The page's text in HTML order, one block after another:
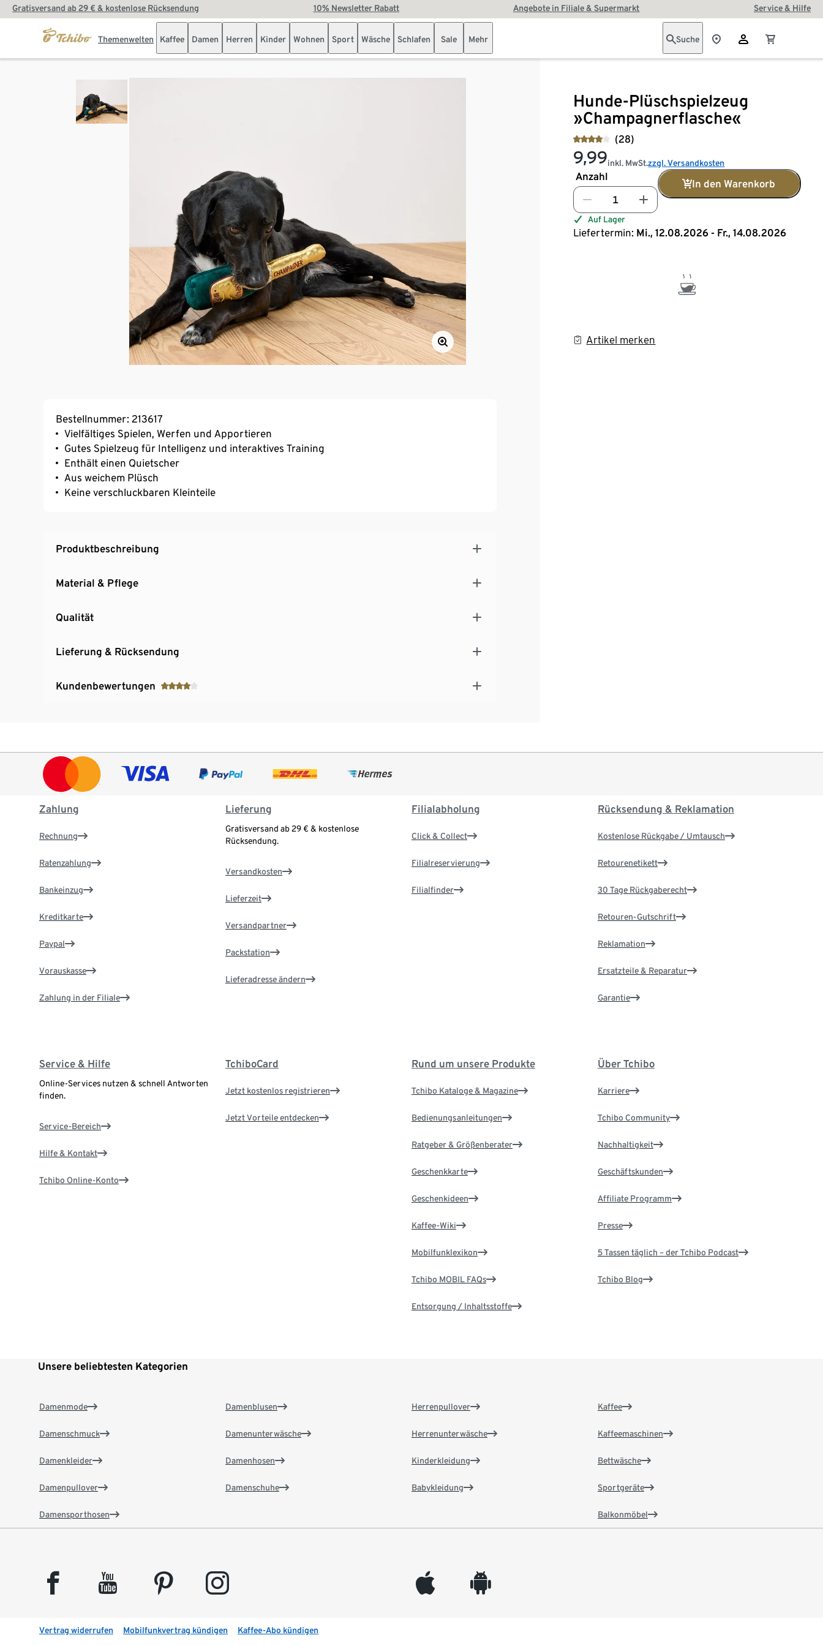
Gratisversand ab 29 € & kostenlose Rücksendung 10% Newsletter Rabatt Angebote in Filiale & Supermarkt Service & Hilfe
Themenwelten Kaffee Damen Herren Kinder Wohnen Sport Wäsche Schlafen Sale Mehr Suche
Hunde-Plüschspielzeug
»Champagnerflasche«
(28)
9,99inkl. MwSt.zzgl. Versandkosten
Anzahl
In den Warenkorb
Auf Lager
Liefertermin: Mi., 12.08.2026 - Fr., 14.08.2026
Artikel merken
Bestellnummer: 213617
Vielfältiges Spielen, Werfen und Apportieren
Gutes Spielzeug für Intelligenz und interaktives Training
Enthält einen Quietscher
Aus weichem Plüsch
Keine verschluckbaren Kleinteile
Produktbeschreibung
Material & Pflege
Qualität
Lieferung & Rücksendung
Kundenbewertungen
Zahlung
Rechnung
Ratenzahlung
Bankeinzug
Kreditkarte
Paypal
Vorauskasse
Zahlung in der Filiale
Lieferung
Gratisversand ab 29 € & kostenlose
Rücksendung.
Versandkosten
Lieferzeit
Versandpartner
Packstation
Lieferadresse ändern
Filialabholung
Click & Collect
Filialreservierung
Filialfinder
Rücksendung & Reklamation
Kostenlose Rückgabe / Umtausch
Retourenetikett
30 Tage Rückgaberecht
Retouren-Gutschrift
Reklamation
Ersatzteile & Reparatur
Garantie
Service & Hilfe
Online-Services nutzen & schnell Antworten
finden.
Service-Bereich
Hilfe & Kontakt
Tchibo Online-Konto
TchiboCard
Jetzt kostenlos registrieren
Jetzt Vorteile entdecken
Rund um unsere Produkte
Tchibo Kataloge & Magazine
Bedienungsanleitungen
Ratgeber & Größenberater
Geschenkkarte
Geschenkideen
Kaffee-Wiki
Mobilfunklexikon
Tchibo MOBIL FAQs
Entsorgung / Inhaltsstoffe
Über Tchibo
Karriere
Tchibo Community
Nachhaltigkeit
Geschäftskunden
Affiliate Programm
Presse
5 Tassen täglich – der Tchibo Podcast
Tchibo Blog
Unsere beliebtesten Kategorien
Damenmode
Damenschmuck
Damenkleider
Damenpullover
Damensporthosen
Damenblusen
Damenunterwäsche
Damenhosen
Damenschuhe
Herrenpullover
Herrenunterwäsche
Kinderkleidung
Babykleidung
Kaffee
Kaffeemaschinen
Bettwäsche
Sportgeräte
Balkonmöbel
facebook youtube pinterest instagram appleinc android
Vertrag widerrufen Mobilfunkvertrag kündigen Kaffee-Abo kündigen